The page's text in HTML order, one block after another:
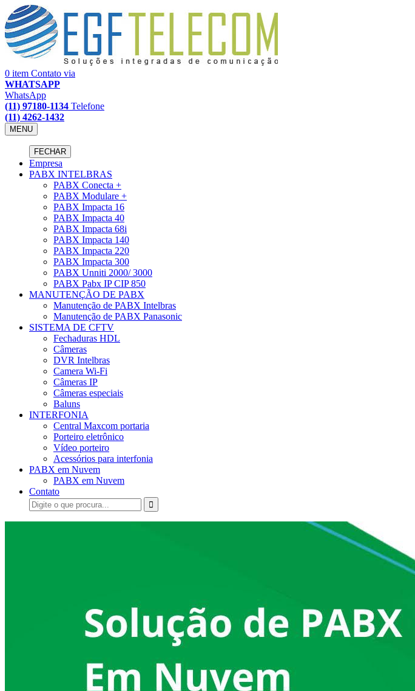
0 item Contato via
WHATSAPP
WhatsApp
(11) 97180-1134 Telefone
(11) 4262-1432
MENU
FECHAR
Empresa
PABX INTELBRAS
PABX Conecta +
PABX Modulare +
PABX Impacta 16
PABX Impacta 40
PABX Impacta 68i
PABX Impacta 140
PABX Impacta 220
PABX Impacta 300
PABX Unniti 2000/ 3000
PABX Pabx IP CIP 850
MANUTENÇÃO DE PABX
Manutenção de PABX Intelbras
Manutenção de PABX Panasonic
SISTEMA DE CFTV
Fechaduras HDL
Câmeras
DVR Intelbras
Camera Wi-Fi
Câmeras IP
Câmeras especiais
Baluns
INTERFONIA
Central Maxcom portaria
Porteiro eletrônico
Vídeo porteiro
Acessórios para interfonia
PABX em Nuvem
PABX em Nuvem
Contato